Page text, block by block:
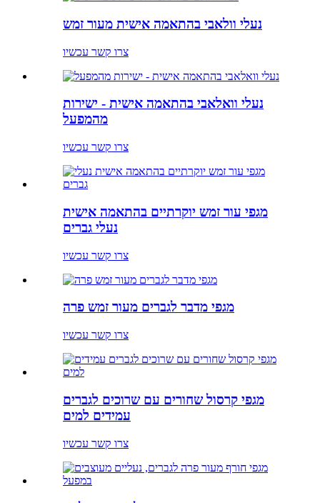
נעלי וולאבי בהתאמה אישית מעור זמש
צרו קשר עכשיו
נעלי וואלאבי בהתאמה אישית - ישירות
מהמפעל
צרו קשר עכשיו
מגפי עור זמש יוקרתיים בהתאמה אישית
נעלי גברים
צרו קשר עכשיו
מגפי מדבר לגברים מעור זמש פרה
צרו קשר עכשיו
מגפי קרסול שחורים עם שרוכים לגברים
עמידים למים
צרו קשר עכשיו